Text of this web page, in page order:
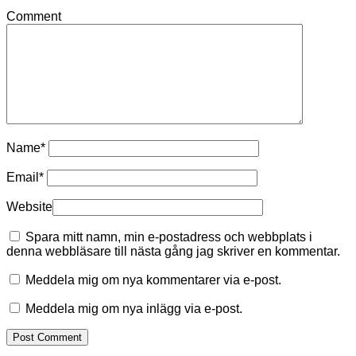
Comment
Name*
Email *
Website
Spara mitt namn, min e-postadress och webbplats i
denna webbläsare till nästa gång jag skriver en kommentar.
Meddela mig om nya kommentarer via e-post.
Meddela mig om nya inlägg via e-post.